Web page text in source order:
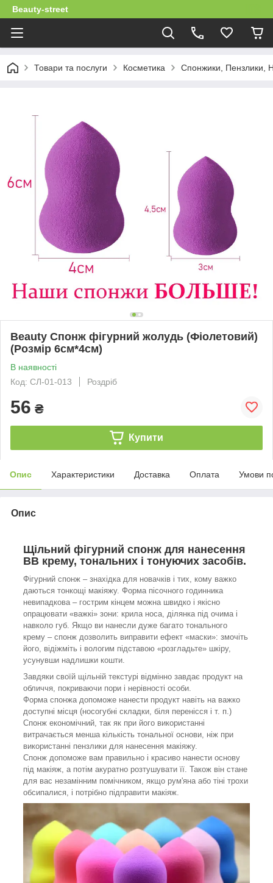
Beauty-street
Товари та послуги Косметика Спонжики, Пензлики,
Beauty Спонж фігурний жолудь (Фіолетовий)
(Розмір 6см*4см)
В наявності
Код: СЛ-01-013
Роздріб
56 ₴
Купити
Опис Характеристики Доставка Оплата Умови
Опис
Щільний фігурний спонж для нанесення
ВВ крему, тональних і тонуючих засобів.
Фігурний спонж – знахідка для новачків і тих, кому важко
даються тонкощі макіяжу. Форма пісочного годинника
невипадкова – гострим кінцем можна швидко і якісно
опрацювати «важкі» зони: крила носа, ділянка під очима і
навколо губ. Якщо ви нанесли дуже багато тонального
крему – спонж дозволить виправити ефект «маски»: змочіть
його, відіжміть і вологим підставою «розгладьте» шкіру,
усунувши надлишки кошти.
Завдяки своїй щільній текстурі відмінно завдає продукт на
обличчя, покриваючи пори і нерівності особи.
Форма спонжа допоможе нанести продукт навіть на важко
доступні місця (носогубні складки, біля перенісся і т. п.)
Спонж економічний, так як при його використанні
витрачається менша кількість тональної основи, ніж при
використанні пензлики для нанесення макіяжу.
Спонж допоможе вам правильно і красиво нанести основу
під макіяж, а потім акуратно розтушувати її. Також він стане
для вас незамінним помічником, якщо рум'яна або тіні трохи
обсипалися, і потрібно підправити макіяж.